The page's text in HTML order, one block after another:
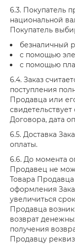
6.3. Покупатель
национальной
Покупатель
безналичный
с помощью
с помощью
6.4. Заказ
поступления
Продавца или
Договора, дата
6.5. Доставка
оплаты.
6.6. До момента
Продавец не
Товара
оформления
увеличиться
Продавца
возврат
получения
Продавцу